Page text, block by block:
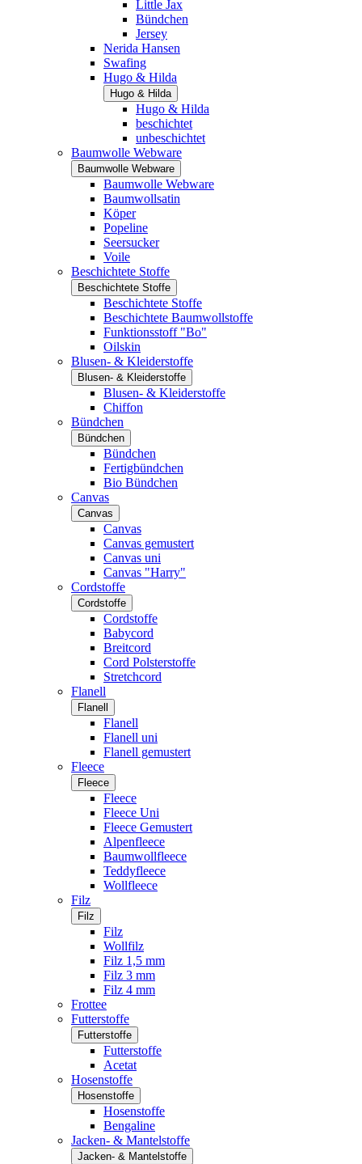
Little Jax
Bündchen
Jersey
Nerida Hansen
Swafing
Hugo & Hilda
Hugo & Hilda
Hugo & Hilda
beschichtet
unbeschichtet
Baumwolle Webware
Baumwolle Webware
Baumwolle Webware
Baumwollsatin
Köper
Popeline
Seersucker
Voile
Beschichtete Stoffe
Beschichtete Stoffe
Beschichtete Stoffe
Beschichtete Baumwollstoffe
Funktionsstoff "Bo"
Oilskin
Blusen- & Kleiderstoffe
Blusen- & Kleiderstoffe
Blusen- & Kleiderstoffe
Chiffon
Bündchen
Bündchen
Bündchen
Fertigbündchen
Bio Bündchen
Canvas
Canvas
Canvas
Canvas gemustert
Canvas uni
Canvas "Harry"
Cordstoffe
Cordstoffe
Cordstoffe
Babycord
Breitcord
Cord Polsterstoffe
Stretchcord
Flanell
Flanell
Flanell
Flanell uni
Flanell gemustert
Fleece
Fleece
Fleece
Fleece Uni
Fleece Gemustert
Alpenfleece
Baumwollfleece
Teddyfleece
Wollfleece
Filz
Filz
Filz
Wollfilz
Filz 1,5 mm
Filz 3 mm
Filz 4 mm
Frottee
Futterstoffe
Futterstoffe
Futterstoffe
Acetat
Hosenstoffe
Hosenstoffe
Hosenstoffe
Bengaline
Jacken- & Mantelstoffe
Jacken- & Mantelstoffe